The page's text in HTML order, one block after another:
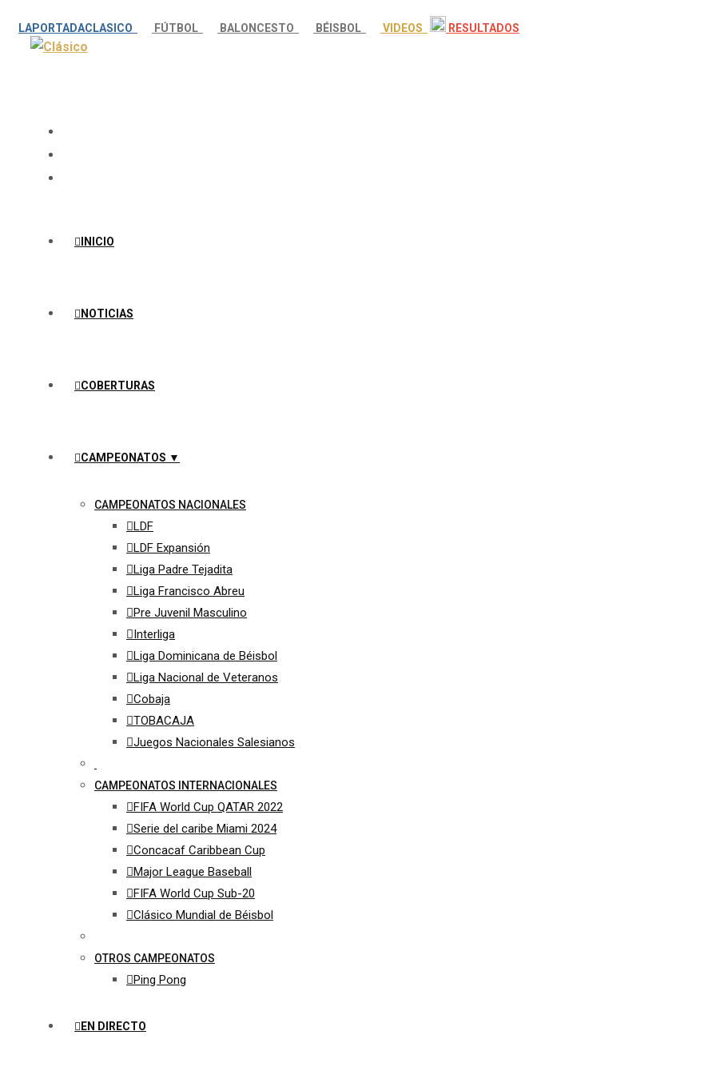
LAPORTADACLASICO FÚTBOL BALONCESTO BÉISBOL VIDEOS RESULTADOS
INICIO
NOTICIAS
COBERTURAS
CAMPEONATOS ▼
CAMPEONATOS NACIONALES
LDF
LDF Expansión
Liga Padre Tejadita
Liga Francisco Abreu
Pre Juvenil Masculino
Interliga
Liga Dominicana de Béisbol
Liga Nacional de Veteranos
Cobaja
TOBACAJA
Juegos Nacionales Salesianos
CAMPEONATOS INTERNACIONALES
FIFA World Cup QATAR 2022
Serie del caribe Miami 2024
Concacaf Caribbean Cup
Major League Baseball
FIFA World Cup Sub-20
Clásico Mundial de Béisbol
OTROS CAMPEONATOS
Ping Pong
EN DIRECTO